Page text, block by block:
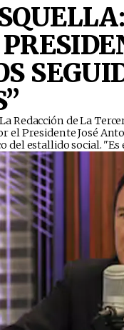
Redacción de La
el Presidente José
del estallido social.